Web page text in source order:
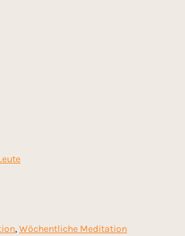
,Wöchentliche Meditation